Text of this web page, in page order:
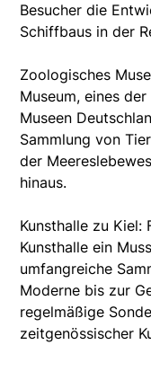
Besucher die
Schiffbaus in der
Zoologisches
Museum, eines
Museen
Sammlung von
der
hinaus.
Kunsthalle zu Kiel:
Kunsthalle ein
umfangreiche
Moderne bis zur
regelmäßige
zeitgenössischer